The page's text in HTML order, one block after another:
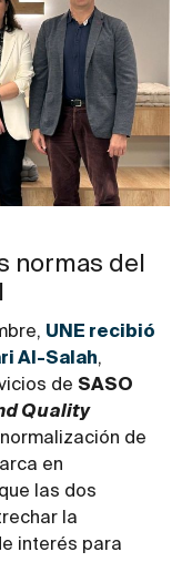
normas del
UNE recibió
Al-Salah,
de SASO
Quality
de
en
las dos
la
interés para